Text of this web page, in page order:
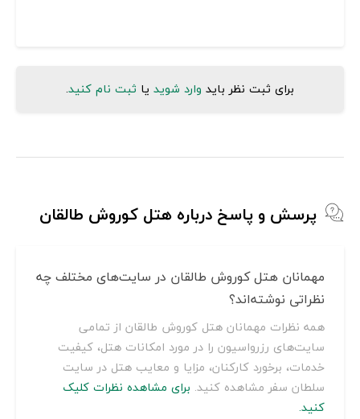
برای ثبت نظر باید وارد شوید یا ثبت نام کنید.
پرسش و پاسخ درباره هتل کوروش طالقان
مهمانان هتل کوروش طالقان در سایت‌های مختلف چه
نظراتی نوشته‌اند؟
همه نظرات مهمانان هتل کوروش طالقان از تمامی
سایت‌های رزرواسیون را در مورد امکانات هتل، کیفیت
خدمات، برخورد کارکنان، مزایا و معایب هتل در سایت
سلطان سفر مشاهده کنید. برای مشاهده نظرات کلیک
کنید.